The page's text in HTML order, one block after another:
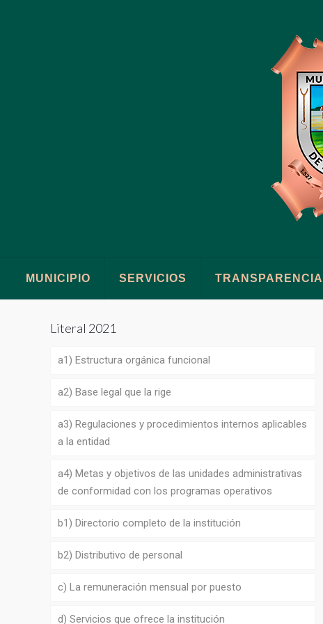
MUNICIPIO SERVICIOS TRANSPARENCIA
Literal 2021
a1) Estructura orgánica funcional
a2) Base legal que la rige
a3) Regulaciones y procedimientos internos aplicables
a la entidad
a4) Metas y objetivos de las unidades administrativas
de conformidad con los programas operativos
b1) Directorio completo de la institución
b2) Distributivo de personal
c) La remuneración mensual por puesto
d) Servicios que ofrece la institución